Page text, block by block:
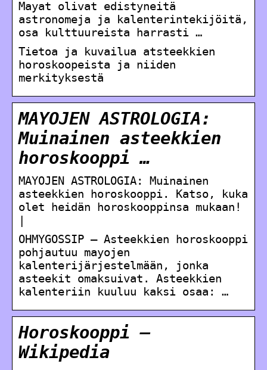
Mayat olivat edistyneitä
astronomeja ja kalenterintekijöitä,
osa kulttuureista harrasti …
Tietoa ja kuvailua atsteekkien
horoskoopeista ja niiden
merkityksestä
MAYOJEN ASTROLOGIA:
Muinainen asteekkien
horoskooppi …
MAYOJEN ASTROLOGIA: Muinainen
asteekkien horoskooppi. Katso, kuka
olet heidän horoskooppinsa mukaan!
|
OHMYGOSSIP – Asteekkien horoskooppi
pohjautuu mayojen
kalenterijärjestelmään, jonka
asteekit omaksuivat. Asteekkien
kalenteriin kuuluu kaksi osaa: …
Horoskooppi –
Wikipedia